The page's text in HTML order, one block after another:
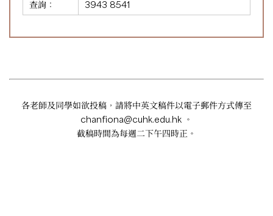
查詢：
3943 8541
各老師及同學如欲投稿，請將中英文稿件以電子郵件方式傳至
chanfiona@cuhk.edu.hk 。
截稿時間為每週二下午四時正。